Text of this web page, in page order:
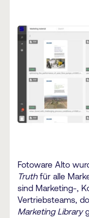
Fotoware Alto
Truthfür alle
sind Marketing-,
Vertriebsteams,
Marketing Library